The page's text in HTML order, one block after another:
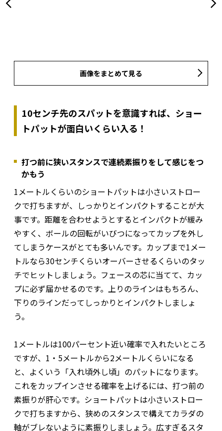
画像をまとめて見る
10センチ先のスパットを意識すれば、ショー
トパットが面白いくらい入る！
打つ前に狭いスタンスで連続素振りをして感じをつ
かもう
1メートルくらいのショートパットは小さいストロー
クで打ちますが、しっかりとインパクトすることが大
事です。距離を合わせようとするとインパクトが緩み
やすく、ボールの回転がいびつになってカップを外し
てしまうケースがとても多いんです。カップまで1メー
トルなら30センチくらいオーバーさせるくらいのタッ
チでヒットしましょう。フェースの芯に当てて、カッ
プに必ず届かせるのです。上りのラインはもちろん、
下りのラインだってしっかりとインパクトしましょ
う。
1メートルは100パーセント近い確率で入れたいところ
ですが、1・5メートルから2メートルくらいになる
と、よくいう「入れ頃外し頃」のパットになります。
これをカップインさせる確率を上げるには、打つ前の
素振りが肝心です。ショートパットは小さいストロー
クで打ちますから、狭めのスタンスで構えてカラダの
軸がブレないように素振りしましょう。広すぎるスタ